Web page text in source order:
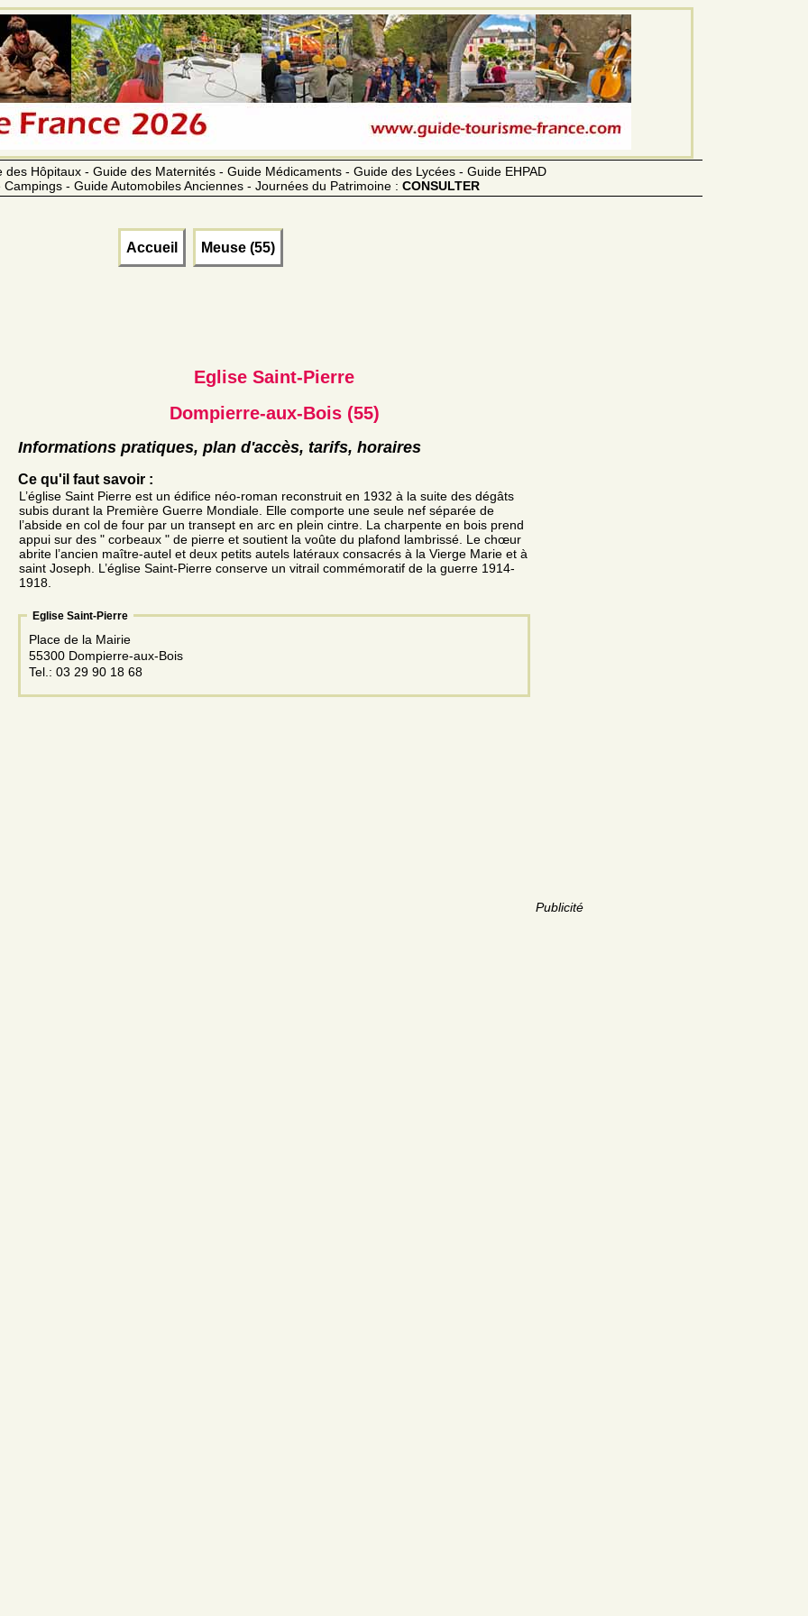
Hôpitaux - Guide des Maternités - Guide Médicaments - Guide des Lycées - Guide EHPAD
- Guide Automobiles Anciennes - Journées du Patrimoine : CONSULTER
Accueil Meuse (55)
Publicité
Eglise Saint-Pierre
Dompierre-aux-Bois (55)
Informations pratiques, plan d'accès, tarifs, horaires
Ce qu'il faut savoir :
L’église Saint Pierre est un édifice néo-roman reconstruit en 1932 à la suite des dégâts
subis durant la Première Guerre Mondiale. Elle comporte une seule nef séparée de
l’abside en col de four par un transept en arc en plein cintre. La charpente en bois prend
appui sur des " corbeaux " de pierre et soutient la voûte du plafond lambrissé. Le chœur
abrite l’ancien maître-autel et deux petits autels latéraux consacrés à la Vierge Marie et à
saint Joseph. L’église Saint-Pierre conserve un vitrail commémoratif de la guerre 1914-
1918.
Eglise Saint-Pierre
Place de la Mairie
55300 Dompierre-aux-Bois
Tel.: 03 29 90 18 68